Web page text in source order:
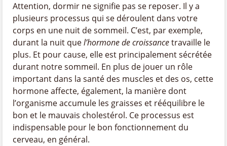
Attention, dormir ne signifie pas se reposer. Il y a
plusieurs processus qui se déroulent dans votre
corps en une nuit de sommeil. C’est, par exemple,
durant la nuit quel’hormone de croissancetravaille le
plus. Et pour cause, elle est principalement sécrétée
durant notre sommeil. En plus de jouer un rôle
important dans la santé des muscles et des os, cette
hormone affecte, également, la manière dont
l’organisme accumule les graisses et rééquilibre le
bon et le mauvais cholestérol. Ce processus est
indispensable pour le bon fonctionnement du
cerveau, en général.